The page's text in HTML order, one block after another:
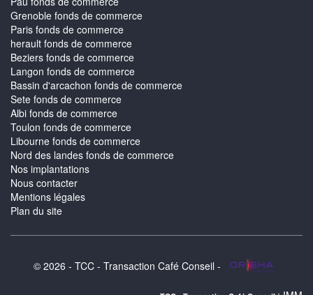
Grenoble fonds de commerce
Paris fonds de commerce
herault fonds de commerce
Beziers fonds de commerce
Langon fonds de commerce
Bassin d'arcachon fonds de commerce
Sete fonds de commerce
Albi fonds de commerce
Toulon fonds de commerce
Libourne fonds de commerce
Nord des landes fonds de commerce
Nos implantations
Nous contacter
Mentions légales
Plan du site
© 2026 - TCC - Transaction Café Conseil -